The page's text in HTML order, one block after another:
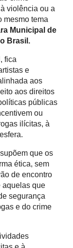
violência ou a
mesmo tema
Municipal de
Brasil.
fica
e
aos
aos direitos
públicas
ou
ilícitas, à
que os
ética, sem
de encontro
aquelas que
segurança
e do crime